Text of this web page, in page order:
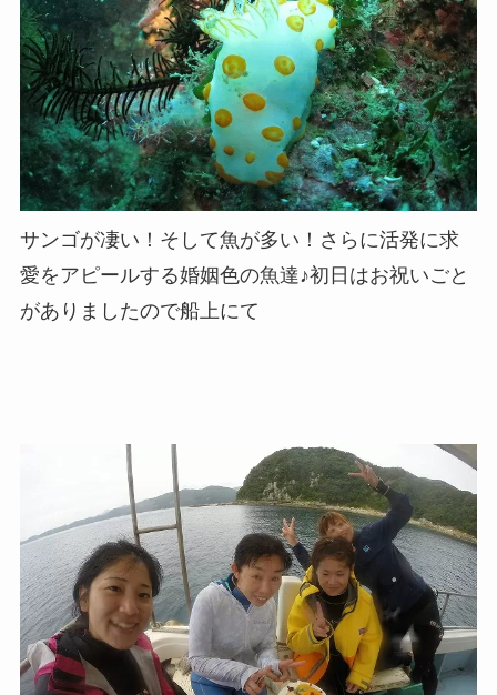
サンゴが凄い！そして魚が多い！さらに活発に求
愛をアピールする婚姻色の魚達♪初日はお祝いごと
がありましたので船上にて